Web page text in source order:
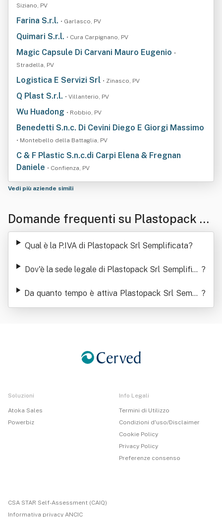
Siziano, PV
Farina S.r.l. • Garlasco, PV
Quimari S.r.l. • Cura Carpignano, PV
Magic Capsule Di Carvani Mauro Eugenio •
Stradella, PV
Logistica E Servizi Srl • Zinasco, PV
Q Plast S.r.l. • Villanterio, PV
Wu Huadong • Robbio, PV
Benedetti S.n.c. Di Cevini Diego E Giorgi Massimo
• Montebello della Battaglia, PV
C & F Plastic S.n.c.di Carpi Elena & Fregnan
Daniele • Confienza, PV
Vedi più aziende simili
Domande frequenti su Plastopack Sr
l Semplificata
Qual è la P.IVA di Plastopack Srl Semplificata?
Dov'è la sede legale di Plastopack Srl Semplifica ?
Da quanto tempo è attiva Plastopack Srl Sempli
ficata
?
Soluzioni
Atoka Sales
Powerbiz
Info Legali
Termini di Utilizzo
Condizioni d'uso/Disclaimer
Cookie Policy
Privacy Policy
Preferenze consenso
CSA STAR Self-Assessment (CAIQ)
Informativa privacy ANCIC